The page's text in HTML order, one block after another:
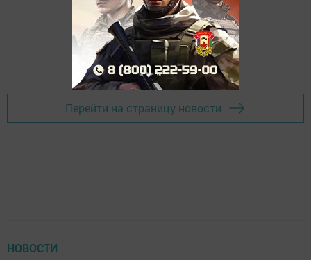
Перейти на страницу новости
НОВОСТИ